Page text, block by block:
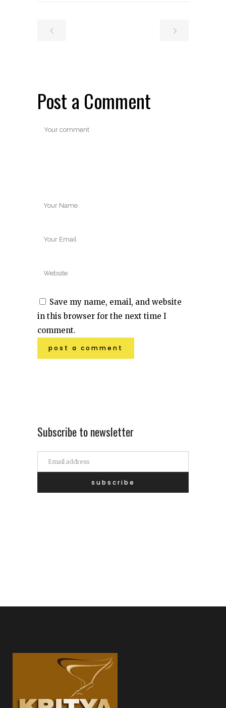
Post a Comment
Save my name, email, and website
in this browser for the next time I
comment.
Subscribe to newsletter